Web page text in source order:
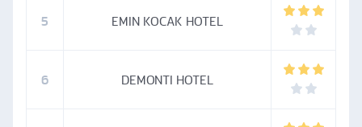
5 EMIN KOCAK HOTEL
6 DEMONTI HOTEL